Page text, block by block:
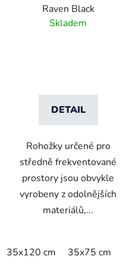
Raven Black
Skladem
DETAIL
Rohožky určené pro
středně frekventované
prostory jsou obvykle
vyrobeny z odolnějších
materiálů,...
35x120 cm 35x75 cm